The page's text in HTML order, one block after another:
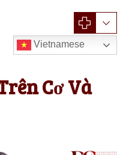
Vietnamese
Cơ Và